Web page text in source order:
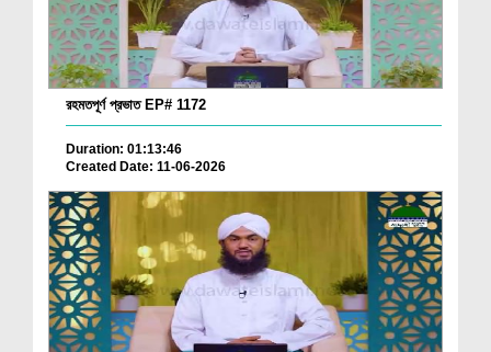
রহমতপূর্ণ প্রভাত EP# 1172
Duration: 01:13:46
Created Date: 11-06-2026